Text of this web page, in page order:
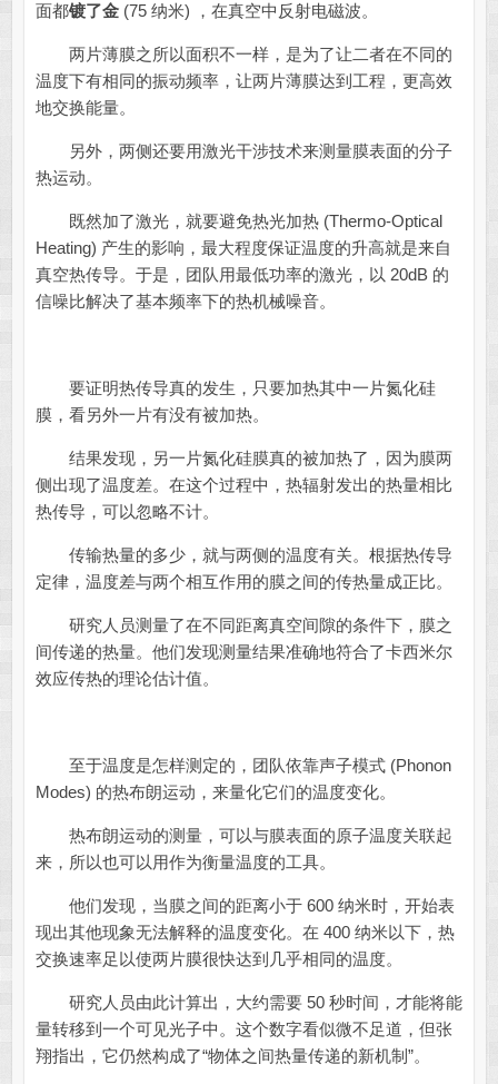
面都镀了金(75 纳米) ，在真空中反射电磁波。
两片薄膜之所以面积不一样，是为了让二者在不同的
温度下有相同的振动频率，让两片薄膜达到工程，更高效
地交换能量。
另外，两侧还要用激光干涉技术来测量膜表面的分子
热运动。
既然加了激光，就要避免热光加热 (Thermo-Optical
Heating) 产生的影响，最大程度保证温度的升高就是来自
真空热传导。于是，团队用最低功率的激光，以 20dB 的
信噪比解决了基本频率下的热机械噪音。
要证明热传导真的发生，只要加热其中一片氮化硅
膜，看另外一片有没有被加热。
结果发现，另一片氮化硅膜真的被加热了，因为膜两
侧出现了温度差。在这个过程中，热辐射发出的热量相比
热传导，可以忽略不计。
传输热量的多少，就与两侧的温度有关。根据热传导
定律，温度差与两个相互作用的膜之间的传热量成正比。
研究人员测量了在不同距离真空间隙的条件下，膜之
间传递的热量。他们发现测量结果准确地符合了卡西米尔
效应传热的理论估计值。
至于温度是怎样测定的，团队依靠声子模式 (Phonon
Modes) 的热布朗运动，来量化它们的温度变化。
热布朗运动的测量，可以与膜表面的原子温度关联起
来，所以也可以用作为衡量温度的工具。
他们发现，当膜之间的距离小于 600 纳米时，开始表
现出其他现象无法解释的温度变化。在 400 纳米以下，热
交换速率足以使两片膜很快达到几乎相同的温度。
研究人员由此计算出，大约需要 50 秒时间，才能将能
量转移到一个可见光子中。这个数字看似微不足道，但张
翔指出，它仍然构成了“物体之间热量传递的新机制”。